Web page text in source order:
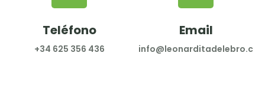
Teléfono
+34 625 356 436
Email